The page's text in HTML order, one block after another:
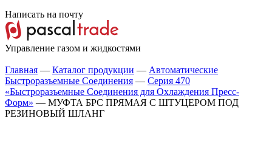
Написать на почту
Управление газом и жидкостями
Главная — Каталог продукции — Автоматические
Быстроразъемные Соединения — Серия 470
«Быстроразъемные Соединения для Охлаждения Пресс-
Форм» — МУФТА БРС ПРЯМАЯ С ШТУЦЕРОМ ПОД
РЕЗИНОВЫЙ ШЛАНГ